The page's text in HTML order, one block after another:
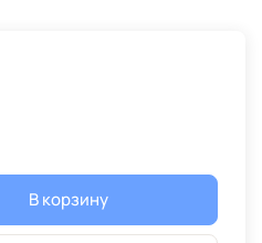
В корзину